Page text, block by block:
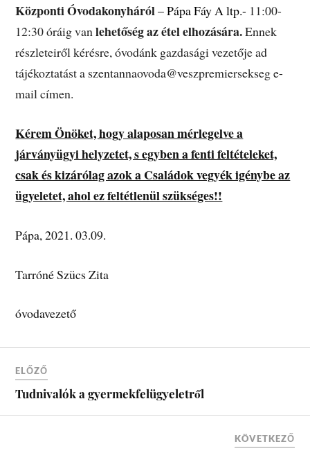
Központi Óvodakonyháról– Pápa Fáy A ltp.- 11:00-
12:30 óráig vanlehetőség az étel elhozására.Ennek
részleteiről kérésre, óvodánk gazdasági vezetője ad
tájékoztatást a szentannaovoda@veszpremiersekseg e-
mail címen.
Kérem Önöket, hogy alaposan mérlegelve a
járványügyi helyzetet, s egyben a fenti feltételeket,
csak és kizárólag azok a Családok vegyék igénybe az
ügyeletet, ahol ez feltétlenül szükséges!!
Pápa, 2021. 03.09.
Tarróné Szücs Zita
óvodavezető
ELŐZŐ
Tudnivalók a gyermekfelügyeletről
KÖVETKEZŐ